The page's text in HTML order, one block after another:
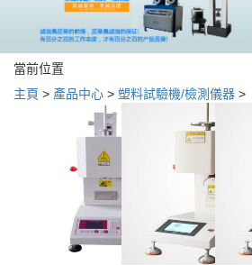
當前位置
主頁 > 產品中心 > 塑料試驗機/檢測儀器 >